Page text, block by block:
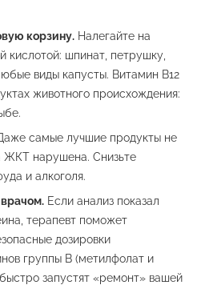
корзину. Налегайте на
кислотой: шпинат, петрушку,
виды капусты. Витамин B12
животного происхождения:
самые лучшие продукты не
ЖКТ нарушена. Снизьте
и алкоголя.
Если анализ показал
терапевт поможет
дозировки
группы B (метилфолат и
запустят «ремонт» вашей